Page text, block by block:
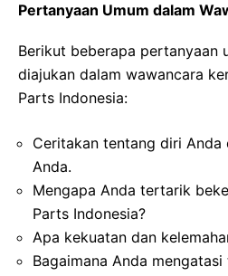
Pertanyaan Umum dalam
Berikut beberapa pertanyaan
diajukan dalam wawancara
Parts Indonesia:
Ceritakan tentang diri Anda
Anda.
Mengapa Anda tertarik
Parts Indonesia?
Apa kekuatan dan
Bagaimana Anda